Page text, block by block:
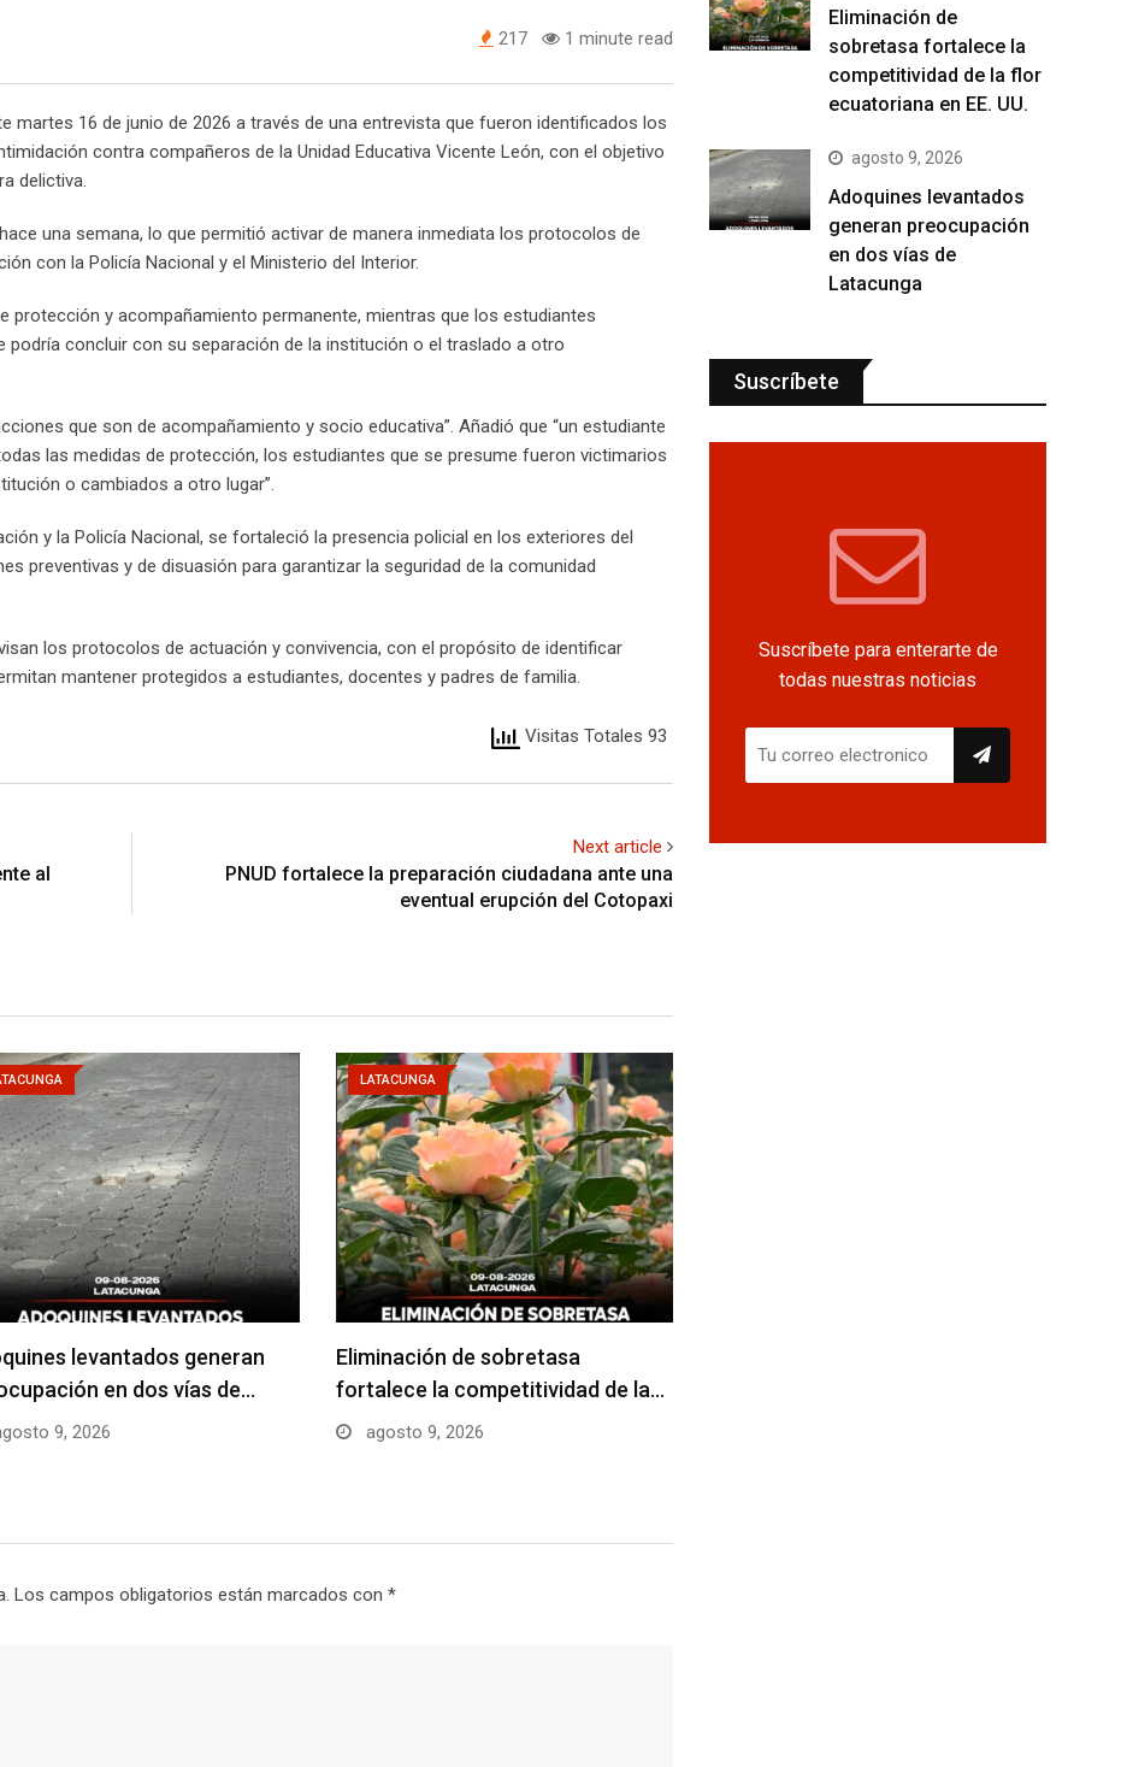
217 1 minute read
martes 16 de junio de 2026 a través de una entrevista que fueron identificados los
contra compañeros de la Unidad Educativa Vicente León, con el objetivo
delictiva.
una semana, lo que permitió activar de manera inmediata los protocolos de
con la Policía Nacional y el Ministerio del Interior.
protección y acompañamiento permanente, mientras que los estudiantes
concluir con su separación de la institución o el traslado a otro
que son de acompañamiento y socio educativa”. Añadió que “un estudiante
las medidas de protección, los estudiantes que se presume fueron victimarios
o cambiados a otro lugar”.
y la Policía Nacional, se fortaleció la presencia policial en los exteriores del
preventivas y de disuasión para garantizar la seguridad de la comunidad
los protocolos de actuación y convivencia, con el propósito de identificar
mantener protegidos a estudiantes, docentes y padres de familia.
Visitas Totales 93
al
Next article
PNUD fortalece la preparación ciudadana ante una
eventual erupción del Cotopaxi
levantados generan
en dos vías de…
9, 2026
LATACUNGA
Eliminación de sobretasa
fortalece la competitividad de la…
agosto 9, 2026
Los campos obligatorios están marcados con *
Eliminación de
sobretasa fortalece la
competitividad de la flor
ecuatoriana en EE. UU.
agosto 9, 2026
Adoquines levantados
generan preocupación
en dos vías de
Latacunga
Suscríbete
Suscríbete para enterarte de
todas nuestras noticias